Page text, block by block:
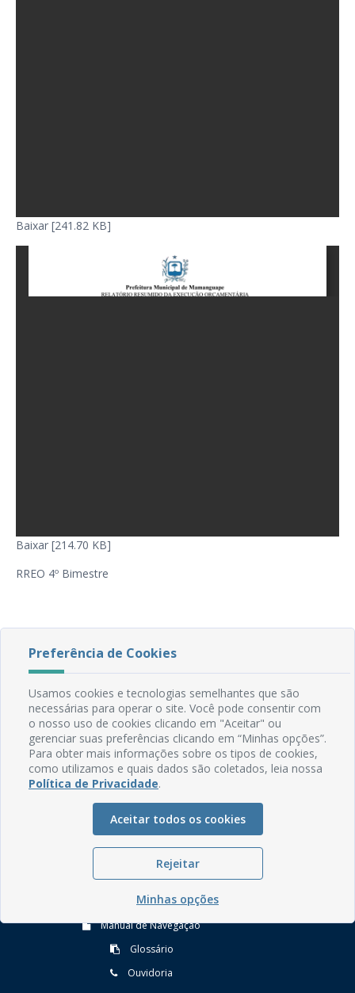
Baixar [241.82 KB]
Baixar [214.70 KB]
RREO 4º Bimestre
Rua do Imperador, 78, Centro
CEP: 58.280-000 - Mamanguape/PB
Fone: (83) 3292-2246
Email: comunicacao@mamanguape.pb.gov.br
Mapa do Site
Perguntas frequentes
Manual de Navegação
Glossário
Ouvidoria
Preferência de Cookies
Usamos cookies e tecnologias semelhantes que são
necessárias para operar o site. Você pode consentir com
o nosso uso de cookies clicando em "Aceitar" ou
gerenciar suas preferências clicando em “Minhas opções”.
Para obter mais informações sobre os tipos de cookies,
como utilizamos e quais dados são coletados, leia nossa
Política de Privacidade.
Aceitar todos os cookies
Rejeitar
Minhas opções